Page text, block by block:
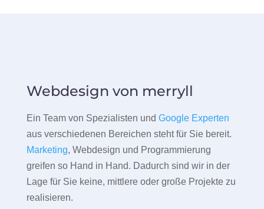
Webdesign von merryll
Ein Team von Spezialisten und Google Experten
aus verschiedenen Bereichen steht für Sie bereit.
Marketing, Webdesign und Programmierung
greifen so Hand in Hand. Dadurch sind wir in der
Lage für Sie keine, mittlere oder große Projekte zu
realisieren.